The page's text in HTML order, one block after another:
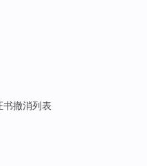
书撤消列表